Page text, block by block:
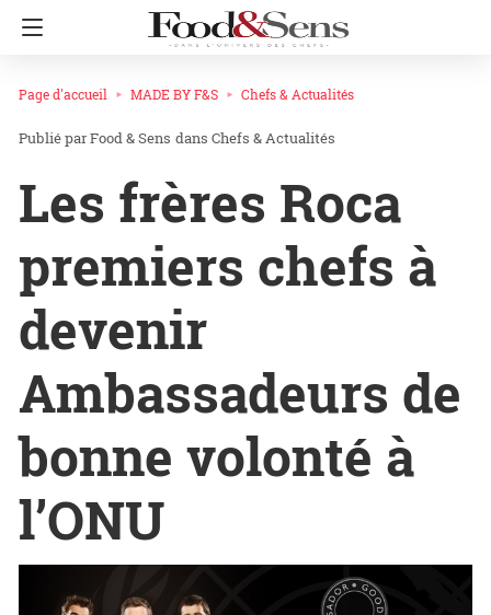
Page d'accueil MADE BY F&S Chefs & Actualités
Food & Sens dans Chefs & Actualités
Les frères Roca
premiers chefs à
devenir
Ambassadeurs de
bonne volonté à
l’ONU